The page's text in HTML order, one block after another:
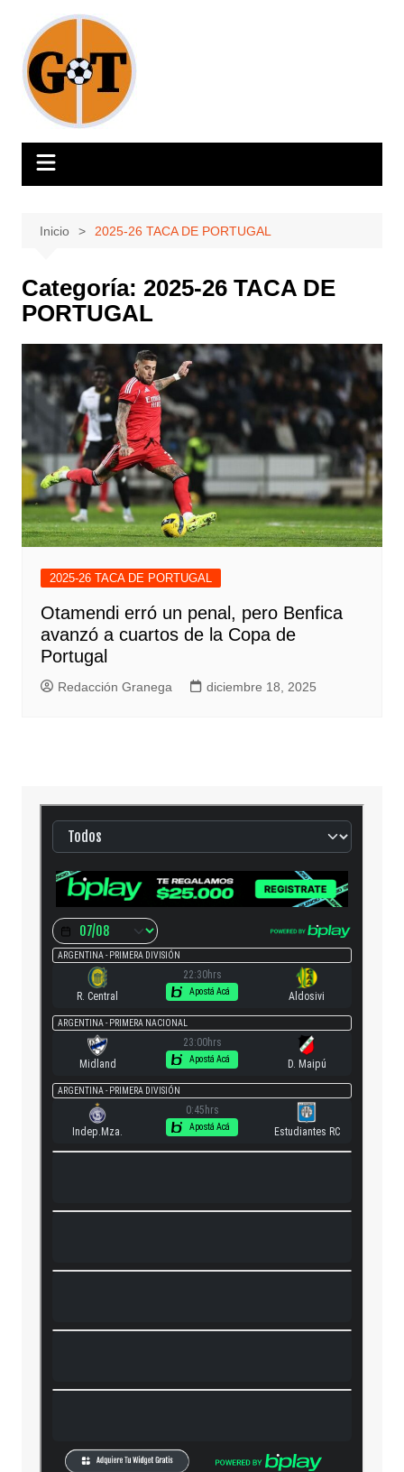
contenido
Inicio 2025-26 TACA DE PORTUGAL
Categoría: 2025-26 TACA DE
PORTUGAL
2025-26 TACA DE PORTUGAL
Otamendi erró un penal, pero Benfica
avanzó a cuartos de la Copa de
Portugal
Redacción Granega diciembre 18, 2025